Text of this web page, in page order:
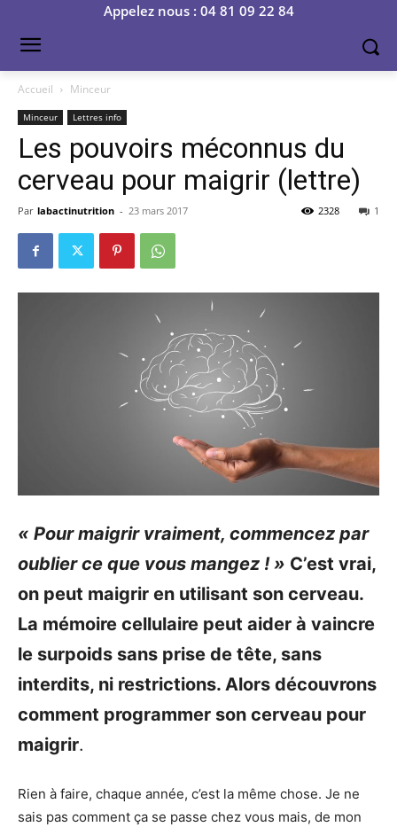
Appelez nous : 04 81 09 22 84
Accueil Minceur
Minceur Lettres info
Les pouvoirs méconnus du
cerveau pour maigrir (lettre)
Par labactinutrition - 23 mars 2017 1
2328
« Pour maigrir vraiment, commencez par
oublier ce que vous mangez ! » C’est vrai,
on peut maigrir en utilisant son cerveau.
La mémoire cellulaire peut aider à vaincre
le surpoids sans prise de tête, sans
interdits, ni restrictions. Alors découvrons
comment programmer son cerveau pour
maigrir.
Rien à faire, chaque année, c’est la même chose. Je ne
sais pas comment ça se passe chez vous mais, de mon